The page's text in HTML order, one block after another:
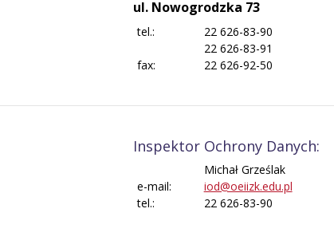
ul. Nowogrodzka 73
tel.:
22 626-83-90
22 626-83-91
fax:
22 626-92-50
Inspektor Ochrony Danych:
Michał Grześlak
e-mail:
iod@oeiizk.edu.pl
tel.:
22 626-83-90